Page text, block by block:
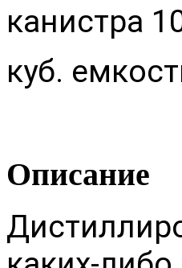
канистра
куб.
Описание